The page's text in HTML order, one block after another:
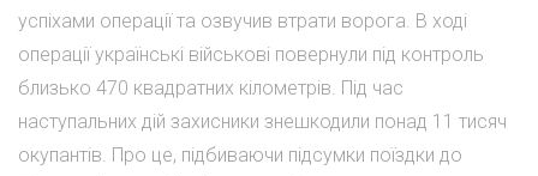
успіхами операції та озвучив втрати ворога. В ході
операції українські військові повернули під контроль
близько 470 квадратних кілометрів. Під час
наступальних дій захисники знешкодили понад 11 тисяч
окупантів. Про це, підбиваючи підсумки поїздки до